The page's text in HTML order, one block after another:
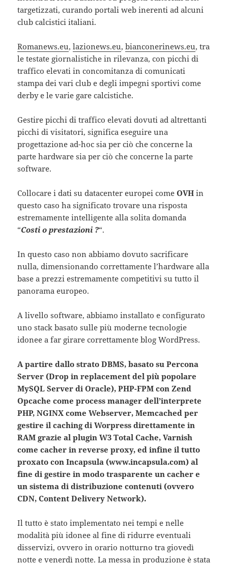
targetizzati, curando portali web inerenti ad alcuni
club calcistici italiani.
Romanews.eu,lazionews.eu,bianconerinews.eu, tra
le testate giornalistiche in rilevanza, con picchi di
traffico elevati in concomitanza di comunicati
stampa dei vari club e degli impegni sportivi come
derby e le varie gare calcistiche.
Gestire picchi di traffico elevati dovuti ad altrettanti
picchi di visitatori, significa eseguire una
progettazione ad-hoc sia per ciò che concerne la
parte hardware sia per ciò che concerne la parte
software.
Collocare i dati su datacenter europei comeOVH in
questo caso ha significato trovare una risposta
estremamente intelligente alla solita domanda
“Costi o prestazioni ?“.
In questo caso non abbiamo dovuto sacrificare
nulla, dimensionando correttamente l’hardware alla
base a prezzi estremamente competitivi su tutto il
panorama europeo.
A livello software, abbiamo installato e configurato
uno stack basato sulle più moderne tecnologie
idonee a far girare correttamente blog WordPress.
A partire dallo strato DBMS, basato su Percona
Server (Drop in replacement del più popolare
MySQL Server di Oracle), PHP-FPM con Zend
Opcache come process manager dell’interprete
PHP, NGINX come Webserver, Memcached per
gestire il caching di Worpress direttamente in
RAM grazie al plugin W3 Total Cache, Varnish
come cacher in reverse proxy, ed infine il tutto
proxato con Incapsula (www.incapsula.com) al
fine di gestire in modo trasparente un cacher e
un sistema di distribuzione contenuti (ovvero
CDN, Content Delivery Network).
Il tutto è stato implementato nei tempi e nelle
modalità più idonee al fine di ridurre eventuali
disservizi, ovvero in orario notturno tra giovedì
notte e venerdì notte. La messa in produzione è stata